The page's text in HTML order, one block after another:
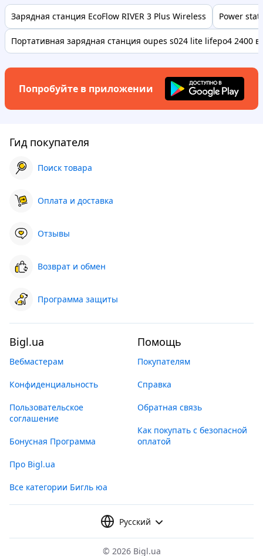
Зарядная станция EcoFlow RIVER 3 Plus Wireless Power
Портативная зарядная станция oupes s024 lite lifepo4 2400
Попробуйте в приложении
Гид покупателя
Поиск товара
Оплата и доставка
Отзывы
Возврат и обмен
Программа защиты
Bigl.ua
Вебмастерам
Конфиденциальность
Пользовательское
соглашение
Бонусная Программа
Про Bigl.ua
Все категории Бигль юа
Помощь
Покупателям
Справка
Обратная связь
Как покупать с безопасной
оплатой
Русский
© 2026 Bigl.ua